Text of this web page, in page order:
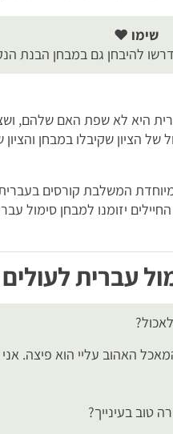
שימו ❤️
להיבחן גם במבחן הבנת
5. אצל מלש"בים שעברית היא לא שפת
של הציון שקיבלו במבחן
(5), יישלחו לטירונות מיוחדת המשלבת
יזומנו למבחן סימול
עברית
האהוב עליי הוא פיצה.
טוב בעינייך?